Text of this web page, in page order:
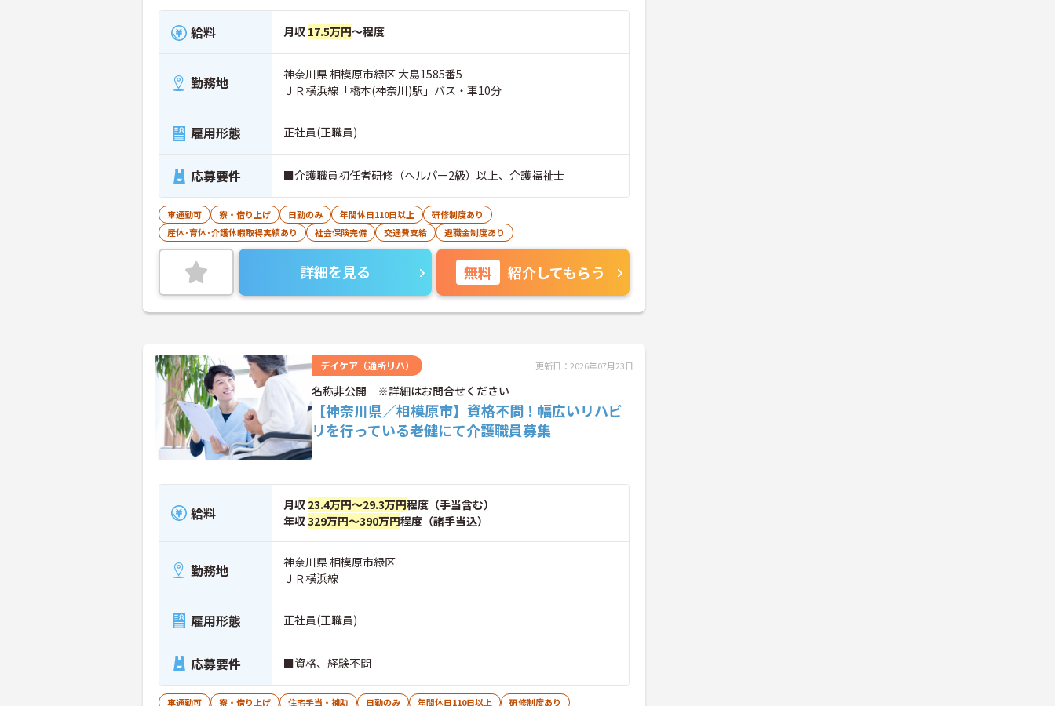
給料 月収 17.5万円～程度
勤務地
神奈川県 相模原市緑区 大島1585番5
ＪＲ横浜線「橋本(神奈川)駅」バス・車10分
雇用形態 正社員(正職員)
応募要件 ■介護職員初任者研修（ヘルパー2級）以上、介護福祉士
車通勤可 寮・借り上げ 日勤のみ 年間休日110日以上
研修制度あり
産休･育休･介護休暇取得実績あり
社会保険完備 交通費支給 退職金制度あり
詳細を見る 無料 紹介してもらう
デイケア（通所リハ） 更新日：2026年07月23日
名称非公開 ※詳細はお問合せください
【神奈川県／相模原市】資格不問！幅広いリハビ
リを行っている老健にて介護職員募集
給料 月収 23.4万円～29.3万円程度（手当含む）
年収329万円～390万円程度（諸手当込）
勤務地
神奈川県 相模原市緑区
ＪＲ横浜線
雇用形態 正社員(正職員)
応募要件 ■資格、経験不問
車通勤可 寮・借り上げ 住宅手当・補助 日勤のみ 年間休日110日以上 研修制度あり